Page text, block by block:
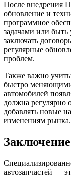
После внедрения
обновление и
программное
задачами или
заключать
регулярные
проблем.
Также важно
быстро
автомобилей
должна регулярно
добавлять новые
изменениям рынка.
Заключение
автозапчастей —